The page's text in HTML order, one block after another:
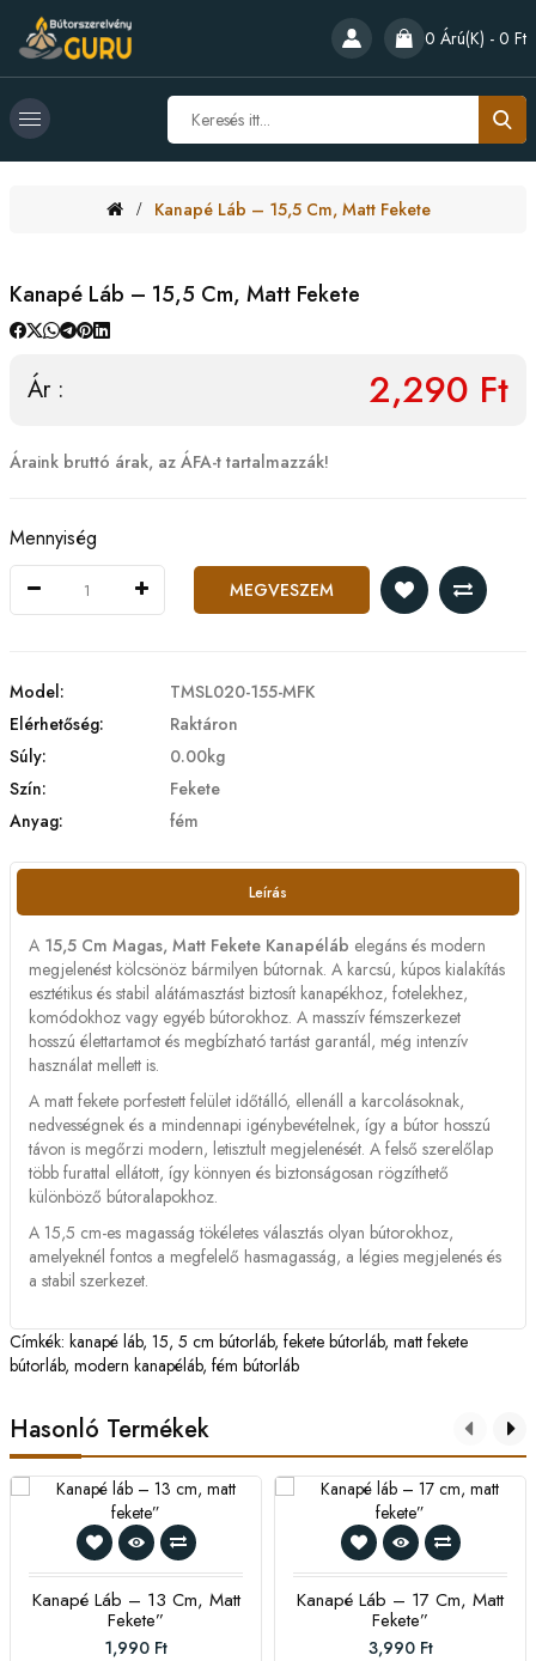
0 Árú(k) - 0 Ft
Kanapé Láb – 15,5 Cm, Matt Fekete
Kanapé Láb – 15,5 Cm, Matt Fekete
Ár : 2,290 Ft
Áraink bruttó árak, az ÁFA-t tartalmazzák!
Mennyiség
MEGVESZEM
Model:
TMSL020-155-MFK
Elérhetőség:
Raktáron
Súly:
0.00kg
Szín:
Fekete
Anyag:
fém
Leírás
A 15,5 Cm Magas, Matt Fekete Kanapéláb elegáns és modern
megjelenést kölcsönöz bármilyen bútornak. A karcsú, kúpos kialakítás
esztétikus és stabil alátámasztást biztosít kanapékhoz, fotelekhez,
komódokhoz vagy egyéb bútorokhoz. A masszív fémszerkezet
hosszú élettartamot és megbízható tartást garantál, még intenzív
használat mellett is.
A matt fekete porfestett felület időtálló, ellenáll a karcolásoknak,
nedvességnek és a mindennapi igénybevételnek, így a bútor hosszú
távon is megőrzi modern, letisztult megjelenését. A felső szerelőlap
több furattal ellátott, így könnyen és biztonságosan rögzíthető
különböző bútoralapokhoz.
A 15,5 cm-es magasság tökéletes választás olyan bútorokhoz,
amelyeknél fontos a megfelelő hasmagasság, a légies megjelenés és
a stabil szerkezet.
Címkék: kanapé láb, 15, 5 cm bútorláb, fekete bútorláb, matt fekete
bútorláb, modern kanapéláb, fém bútorláb
Hasonló Termékek
Kanapé Láb – 13 Cm, Matt
Fekete”
1,990 Ft
Kanapé Láb – 17 Cm, Matt
Fekete”
3,990 Ft